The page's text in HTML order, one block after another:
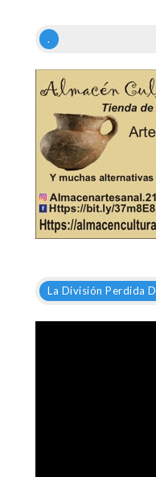
.
La División Perdida